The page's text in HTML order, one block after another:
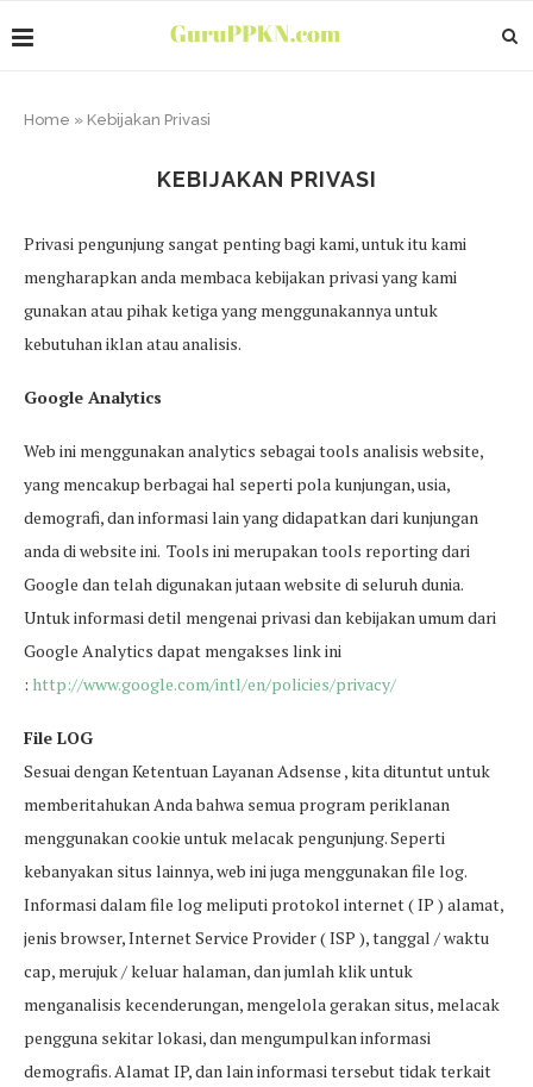
Home » Kebijakan Privasi
KEBIJAKAN PRIVASI
Privasi pengunjung sangat penting bagi kami, untuk itu kami
mengharapkan anda membaca kebijakan privasi yang kami
gunakan atau pihak ketiga yang menggunakannya untuk
kebutuhan iklan atau analisis.
Google Analytics
Web ini menggunakan analytics sebagai tools analisis website,
yang mencakup berbagai hal seperti pola kunjungan, usia,
demografi, dan informasi lain yang didapatkan dari kunjungan
anda di website ini. Tools ini merupakan tools reporting dari
Google dan telah digunakan jutaan website di seluruh dunia.
Untuk informasi detil mengenai privasi dan kebijakan umum dari
Google Analytics dapat mengakses link ini
: http://www.google.com/intl/en/policies/privacy/
File LOG
Sesuai dengan Ketentuan Layanan Adsense , kita dituntut untuk
memberitahukan Anda bahwa semua program periklanan
menggunakan cookie untuk melacak pengunjung. Seperti
kebanyakan situs lainnya, web ini juga menggunakan file log.
Informasi dalam file log meliputi protokol internet ( IP ) alamat,
jenis browser, Internet Service Provider ( ISP ), tanggal / waktu
cap, merujuk / keluar halaman, dan jumlah klik untuk
menganalisis kecenderungan, mengelola gerakan situs, melacak
pengguna sekitar lokasi, dan mengumpulkan informasi
demografis. Alamat IP, dan lain informasi tersebut tidak terkait